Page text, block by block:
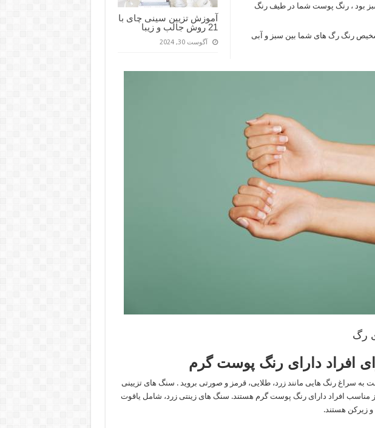
آموزش تزیین سینی چای با
21 روش جالب و زیبا
آگوست 30, 2024
بود ، رنگ پوست شما در طیف رنگ
رنگ رگ های شما بین سبز و آبی
رگ
افراد دارای رنگ پوست گرم
سراغ رنگ هایی مانند زرد، طلایی، قرمز و صورتی بروید . سنگ های تزیینی
مناسب افراد دارای رنگ پوست گرم هستند. سنگ های زینتی زرد، شامل یاقوت
و زیرکن هستند.